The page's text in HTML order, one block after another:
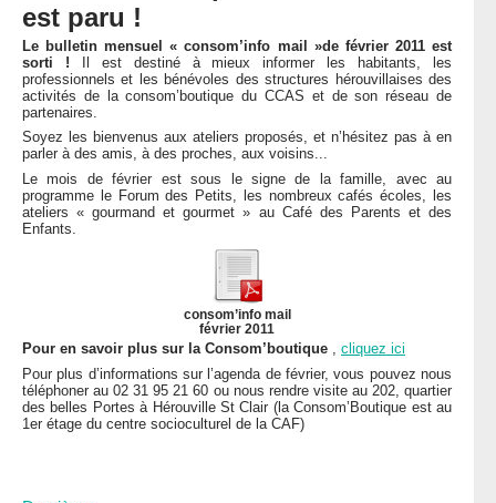
LETTRES D’INFO
MENTIONS LÉGALES
CONTACT
est paru !
Le bulletin mensuel « consom’info mail »de février 2011 est
sorti ! Il est destiné à mieux informer les habitants, les
professionnels et les bénévoles des structures hérouvillaises des
activités de la consom’boutique du CCAS et de son réseau de
partenaires.
Soyez les bienvenus aux ateliers proposés, et n’hésitez pas à en
parler à des amis, à des proches, aux voisins...
Le mois de février est sous le signe de la famille, avec au
programme le Forum des Petits, les nombreux cafés écoles, les
ateliers « gourmand et gourmet » au Café des Parents et des
Enfants.
consom’info mail
février 2011
Pour en savoir plus sur la Consom’boutique
cliquez ici
Pour plus d’informations sur l’agenda de février, vous pouvez nous
téléphoner au 02 31 95 21 60 ou nous rendre visite au 202, quartier
des belles Portes à Hérouville St Clair (la Consom’Boutique est au
1er étage du centre socioculturel de la CAF)